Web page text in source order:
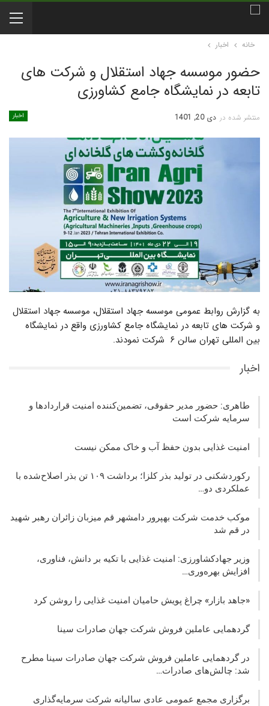
خانه اخبار
حضور موسسه جهاد استقلال و شرکت های
تابعه در نمایشگاه جامع کشاورزی
اخبار منتشر شده در دی 20, 1401
به گزارش روابط عمومی موسسه جهاد استقلال، موسسه جهاد استقلال
و شرکت های تابعه در نمایشگاه جامع کشاورزی واقع در نمایشگاه
بین المللی تهران سالن ۶ شرکت نمودند.
اخبار
طاهری: حضور مدیر حقوقی، تضمین‌کننده امنیت قراردادها و
سرمایه شرکت‌ است
امنیت غذایی بدون حفظ آب و خاک ممکن نیست
رکوردشکنی در تولید بذر کلزا؛ برداشت ۱۰۹ تن بذر اصلاح‌شده با
عملکردی دو…
موکب خدمت شرکت بهپرور دامشهر قم میزبان زائران رهبر شهید
در قم شد
وزیر جهادکشاورزی: امنیت غذایی با تکیه بر دانش، فناوری،
افزایش بهره‌وری…
«جاهد بازار» چراغ پویش حامیان امنیت غذایی را روشن کرد
گردهمایی عاملین فروش شرکت جهان صادرات سینا
در گردهمایی عاملین فروش شرکت جهان صادرات سینا مطرح
شد: چالش‌های صادرات…
برگزاری مجمع عمومی عادی سالیانه شرکت سرمایه‌گذاری